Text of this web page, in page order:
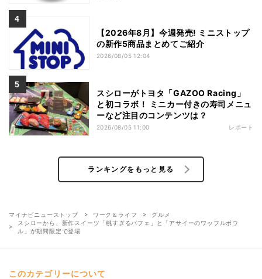
【2026年8月】今週発売! ミニストップ
の新作5商品まとめてご紹介
2026/08/05 12:04
スシローがトヨタ「GAZOO Racing」
と初コラボ！ ミニカー付きの寿司メニュ
ーなど注目のコンテンツは？
2026/08/05 11:00 レポート
ランキングをもっと見る
マイナビニューストップ ワーク＆ライフ
グルメ
スシローから、新作スイーツ「桃すぎるパフェ」と「アサイーのワッフルボウ
ル」が期間限定で登場
このカテゴリーについて